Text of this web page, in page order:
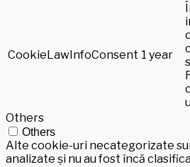
CookieLawInfoConsent 1 year
Others
Others
Alte cookie-uri necategorizate
analizate și nu au fost încă